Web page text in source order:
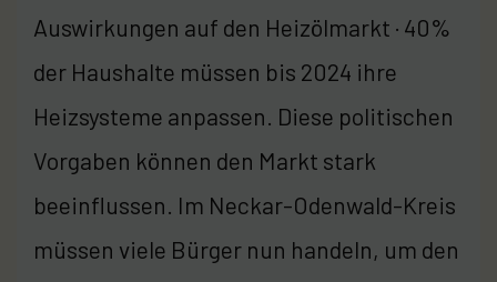
Auswirkungen auf den Heizölmarkt · 40%
der Haushalte müssen bis 2024 ihre
Heizsysteme anpassen. Diese politischen
Vorgaben können den Markt stark
beeinflussen. Im Neckar-Odenwald-Kreis
müssen viele Bürger nun handeln, um den